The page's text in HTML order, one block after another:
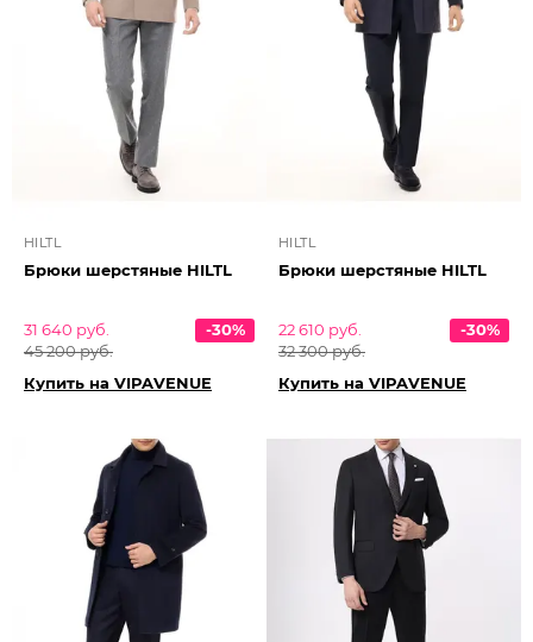
HILTL
Брюки шерстяные HILTL
31 640 руб.
45 200 руб.
-30%
Купить на VIPAVENUE
HILTL
Брюки шерстяные HILTL
22 610 руб.
32 300 руб.
-30%
Купить на VIPAVENUE